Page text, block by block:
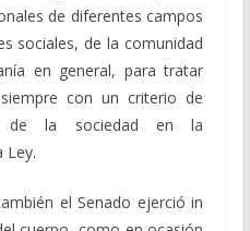
de diferentes campos
sociales, de la comunidad
en general, para tratar
con un criterio de
de la sociedad en la
Ley.
el Senado ejerció in